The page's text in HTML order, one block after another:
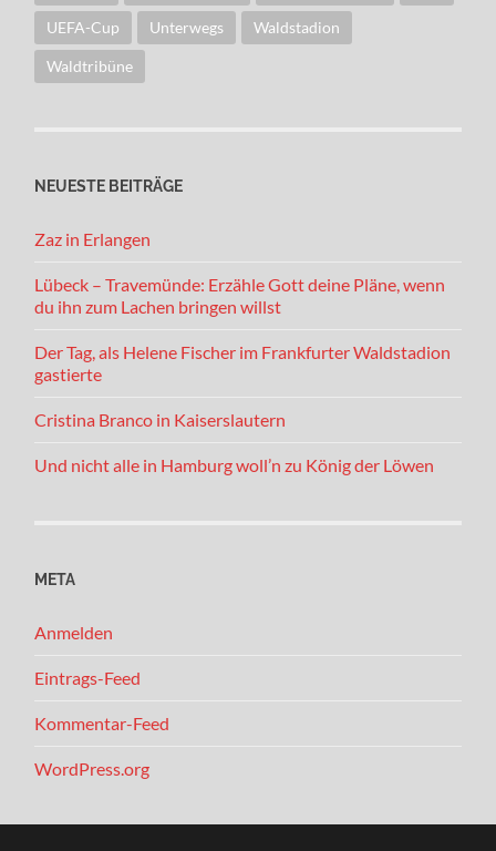
UEFA-Cup Unterwegs Waldstadion
Waldtribüne
NEUESTE BEITRÄGE
Zaz in Erlangen
Lübeck – Travemünde: Erzähle Gott deine Pläne, wenn
du ihn zum Lachen bringen willst
Der Tag, als Helene Fischer im Frankfurter Waldstadion
gastierte
Cristina Branco in Kaiserslautern
Und nicht alle in Hamburg woll’n zu König der Löwen
META
Anmelden
Eintrags-Feed
Kommentar-Feed
WordPress.org